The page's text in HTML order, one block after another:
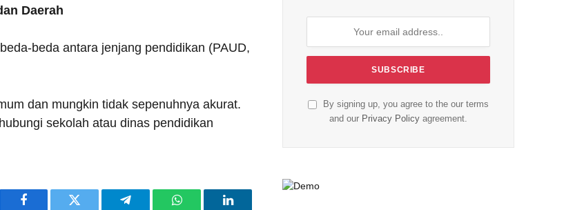
Daerah
beda antara jenjang pendidikan (PAUD,
dan mungkin tidak sepenuhnya akurat.
sekolah atau dinas pendidikan
By signing up, you agree to the our terms
and our Privacy Policy agreement.